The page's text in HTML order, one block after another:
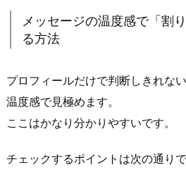
ー
ン
雷
回
避）
3.
メッセージの温度感で「割
る方法
プロフィールだけで判断しきれな
温度感で見極めます。
ここはかなり分かりやすいです。
チェックするポイントは次の通りで